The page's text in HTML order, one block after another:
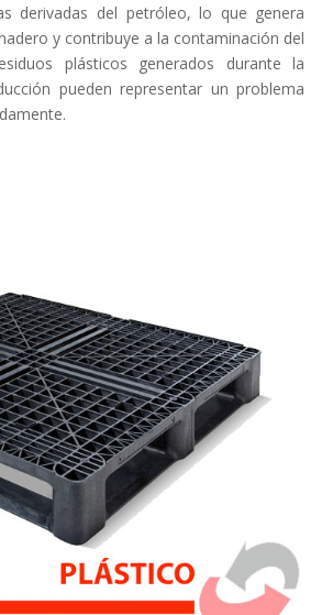
derivadas del petróleo, lo que genera
y contribuye a la contaminación del
plásticos generados durante la
pueden representar un problema